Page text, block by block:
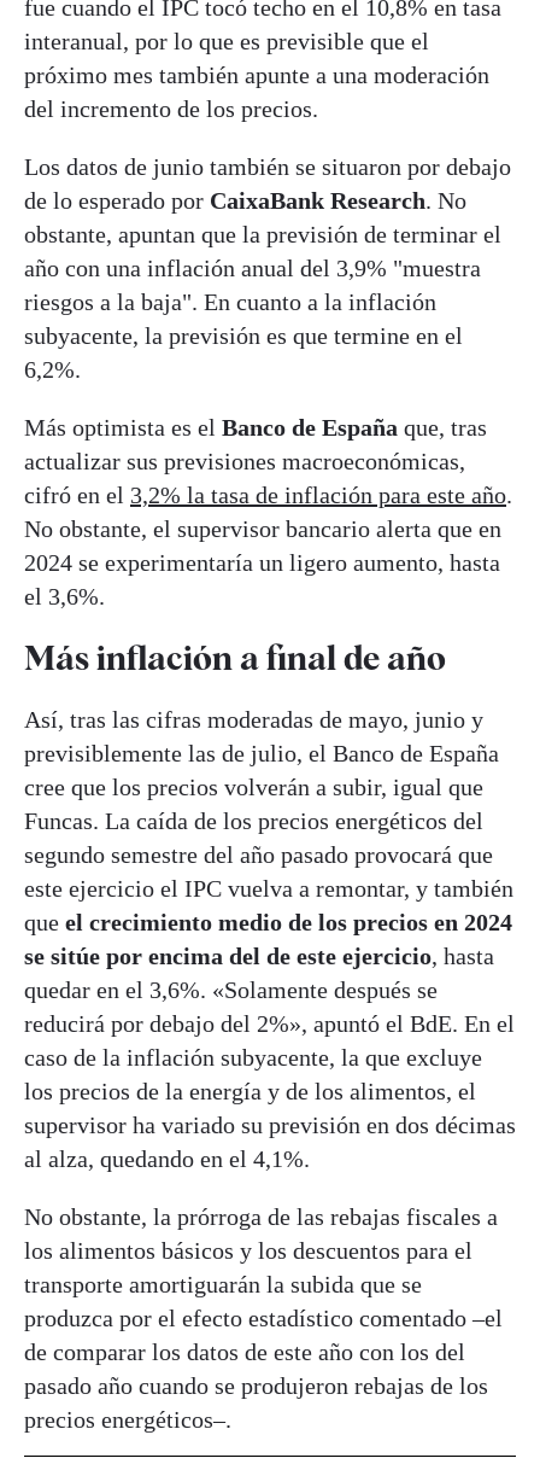
fue cuando el IPC tocó techo en el 10,8% en tasa
interanual, por lo que es previsible que el
próximo mes también apunte a una moderación
del incremento de los precios.
Los datos de junio también se situaron por debajo
de lo esperado por CaixaBank Research. No
obstante, apuntan que la previsión de terminar el
año con una inflación anual del 3,9% "muestra
riesgos a la baja". En cuanto a la inflación
subyacente, la previsión es que termine en el
6,2%.
Más optimista es el Banco de España que, tras
actualizar sus previsiones macroeconómicas,
cifró en el 3,2% la tasa de inflación para este año.
No obstante, el supervisor bancario alerta que en
2024 se experimentaría un ligero aumento, hasta
el 3,6%.
Más inflación a final de año
Así, tras las cifras moderadas de mayo, junio y
previsiblemente las de julio, el Banco de España
cree que los precios volverán a subir, igual que
Funcas. La caída de los precios energéticos del
segundo semestre del año pasado provocará que
este ejercicio el IPC vuelva a remontar, y también
que el crecimiento medio de los precios en 2024
se sitúe por encima del de este ejercicio, hasta
quedar en el 3,6%. «Solamente después se
reducirá por debajo del 2%», apuntó el BdE. En el
caso de la inflación subyacente, la que excluye
los precios de la energía y de los alimentos, el
supervisor ha variado su previsión en dos décimas
al alza, quedando en el 4,1%.
No obstante, la prórroga de las rebajas fiscales a
los alimentos básicos y los descuentos para el
transporte amortiguarán la subida que se
produzca por el efecto estadístico comentado –el
de comparar los datos de este año con los del
pasado año cuando se produjeron rebajas de los
precios energéticos–.